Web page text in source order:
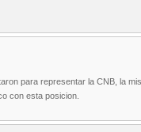
para representar la CNB, la
con esta posicion.